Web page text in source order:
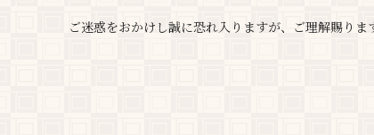
ご迷惑をおかけし誠に恐れ入りますが、ご理解賜りま